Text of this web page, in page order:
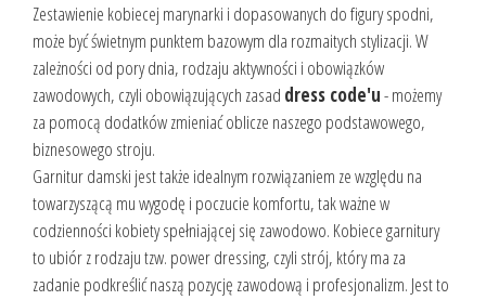
Zestawienie kobiecej marynarki i dopasowanych do figury spodni,
może być świetnym punktem bazowym dla rozmaitych stylizacji. W
zależności od pory dnia, rodzaju aktywności i obowiązków
zawodowych, czyli obowiązujących zasad dress code'u- możemy
za pomocą dodatków zmieniać oblicze naszego podstawowego,
biznesowego stroju.
Garnitur damski jest także idealnym rozwiązaniem ze względu na
towarzyszącą mu wygodę i poczucie komfortu, tak ważne w
codzienności kobiety spełniającej się zawodowo. Kobiece garnitury
to ubiór z rodzaju tzw. power dressing, czyli strój, który ma za
zadanie podkreślić naszą pozycję zawodową i profesjonalizm. Jest to